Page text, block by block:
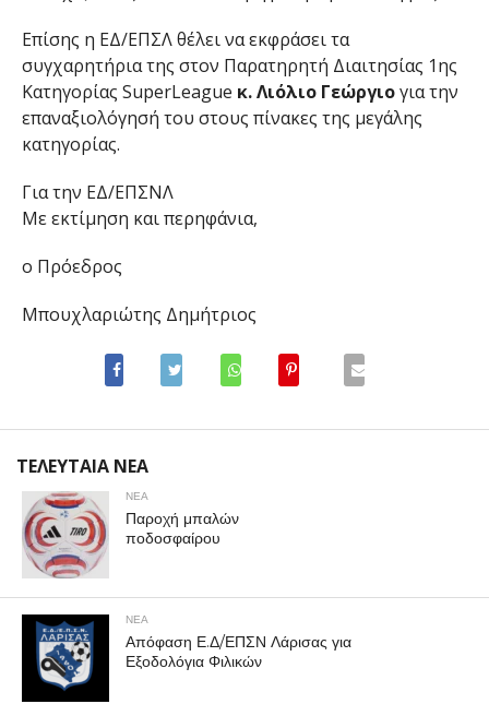
Επίσης η ΕΔ/ΕΠΣΛ θέλει να εκφράσει τα
συγχαρητήρια της στον Παρατηρητή Διαιτησίας 1ης
Κατηγορίας SuperLeague κ. Λιόλιο Γεώργιογια την
επαναξιολόγησή του στους πίνακες της μεγάλης
κατηγορίας.
Για την ΕΔ/ΕΠΣΝΛ
Με εκτίμηση και περηφάνια,
ο Πρόεδρος
Μπουχλαριώτης Δημήτριος
ΤΕΛΕΥΤΑΙΑ ΝΕΑ
ΝΕΑ
Παροχή μπαλών
ποδοσφαίρου
ΝΕΑ
Απόφαση Ε.Δ/ΕΠΣΝ Λάρισας για
Εξοδολόγια Φιλικών